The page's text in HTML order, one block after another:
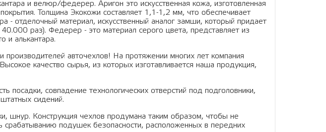
и велюр/федерер. Аригон это искусственная кожа, изготовленная
Толщина Экокожи составляет 1,1-1,2 мм, что обеспечивает
- отделочный материал, искусственный аналог замши, который придает
раз). Федерер - это материал серого цвета, представляет из
и алькантара.
авточехлов! На протяжении многих лет компания
качество сырья, из которых изготавливается наша продукция,
посадки, совпадение технологических отверстий под подголовники,
сидений.
шнур. Конструкция чехлов продумана таким образом, чтобы не
срабатыванию подушек безопасности, расположенных в передних